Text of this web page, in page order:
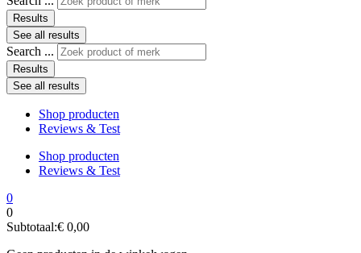
Results
See all results
Search ...
Results
See all results
Shop producten
Reviews & Test
Shop producten
Reviews & Test
0
0
Subtotaal:€ 0,00